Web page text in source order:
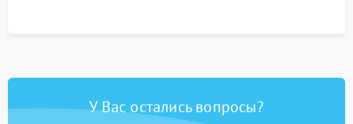
У Вас остались вопросы?